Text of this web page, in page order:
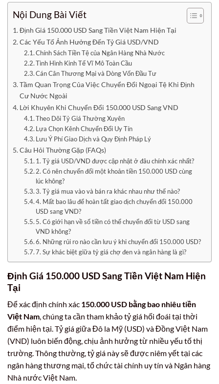
Nội Dung Bài Viết
Định Giá 150.000 USD Sang Tiền Việt Nam Hiện Tại
Các Yếu Tố Ảnh Hưởng Đến Tỷ Giá USD/VND
Chính Sách Tiền Tệ của Ngân Hàng Nhà Nước
Tình Hình Kinh Tế Vĩ Mô Toàn Cầu
Cán Cân Thương Mại và Dòng Vốn Đầu Tư
Tầm Quan Trọng Của Việc Chuyển Đổi Ngoại Tệ Khi Định
Cư Nước Ngoài
Lời Khuyên Khi Chuyển Đổi 150.000 USD Sang VND
Theo Dõi Tỷ Giá Thường Xuyên
Lựa Chọn Kênh Chuyển Đổi Uy Tín
Lưu Ý Phí Giao Dịch và Quy Định Pháp Lý
Câu Hỏi Thường Gặp (FAQs)
1. Tỷ giá USD/VND được cập nhật ở đâu chính xác nhất?
2. Có nên chuyển đổi một khoản tiền 150.000 USD cùng
lúc không?
3. Tỷ giá mua vào và bán ra khác nhau như thế nào?
4. Mất bao lâu để hoàn tất giao dịch chuyển đổi 150.000
USD sang VND?
5. Có giới hạn về số tiền có thể chuyển đổi từ USD sang
VND không?
6. Những rủi ro nào cần lưu ý khi chuyển đổi 150.000 USD?
7. Sự khác biệt giữa tỷ giá chợ đen và ngân hàng là gì?
Định Giá 150.000 USD Sang Tiền Việt Nam Hiện
Tại
Để xác định chính xác 150.000 USD bằng bao nhiêu tiền
Việt Nam, chúng ta cần tham khảo tỷ giá hối đoái tại thời
điểm hiện tại. Tỷ giá giữa Đô la Mỹ (USD) và Đồng Việt Nam
(VND) luôn biến động, chịu ảnh hưởng từ nhiều yếu tố thị
trường. Thông thường, tỷ giá này sẽ được niêm yết tại các
ngân hàng thương mại, tổ chức tài chính uy tín và Ngân hàng
Nhà nước Việt Nam.